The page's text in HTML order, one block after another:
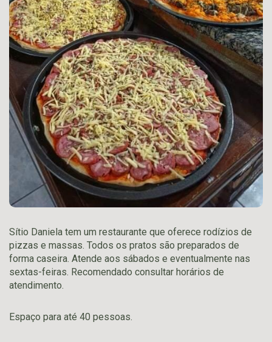
Sítio Daniela tem um restaurante que oferece rodízios de
pizzas e massas. Todos os pratos são preparados de
forma caseira. Atende aos sábados e eventualmente nas
sextas-feiras. Recomendado consultar horários de
atendimento.
Espaço para até 40 pessoas.